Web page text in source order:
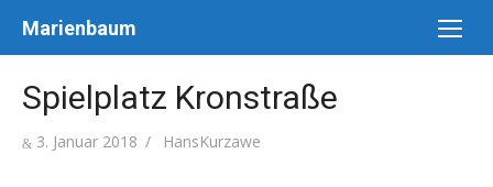
Marienbaum
Spielplatz Kronstraße
Posted
3. Januar 2018 Author
HansKurzawe